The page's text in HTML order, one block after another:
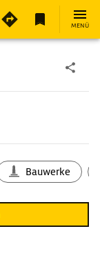
MENÜ
Bauwerke